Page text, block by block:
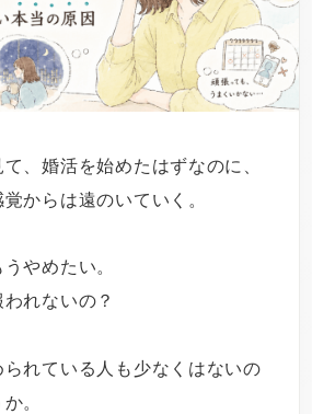
、婚活を始めたはずなのに、
からは遠のいていく。
やめたい。
れないの？
れている人も少なくはないの
。